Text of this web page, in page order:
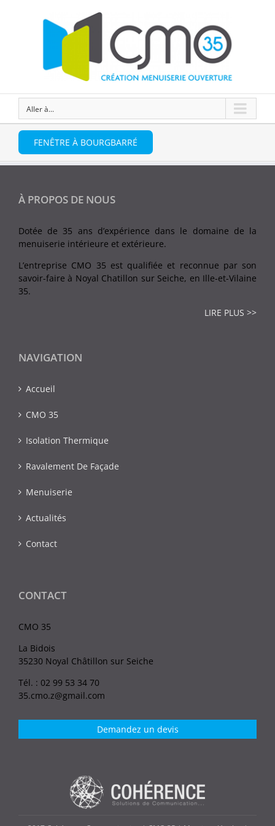
Aller à...
FENÊTRE À BOURGBARRÉ
À PROPOS DE NOUS
Dotée de 35 ans d’expérience dans le domaine de la
menuiserie intérieure et extérieure.
L’entreprise CMO 35 est qualifiée et reconnue par son
savoir-faire à Noyal Chatillon sur Seiche, en Ille-et-Vilaine
35.
LIRE PLUS >>
NAVIGATION
Accueil
CMO 35
Isolation Thermique
Ravalement De Façade
Menuiserie
Actualités
Contact
CONTACT
CMO 35
La Bidois
35230 Noyal Châtillon sur Seiche
Tél. : 02 99 53 34 70
35.cmo.z@gmail.com
Demandez un devis